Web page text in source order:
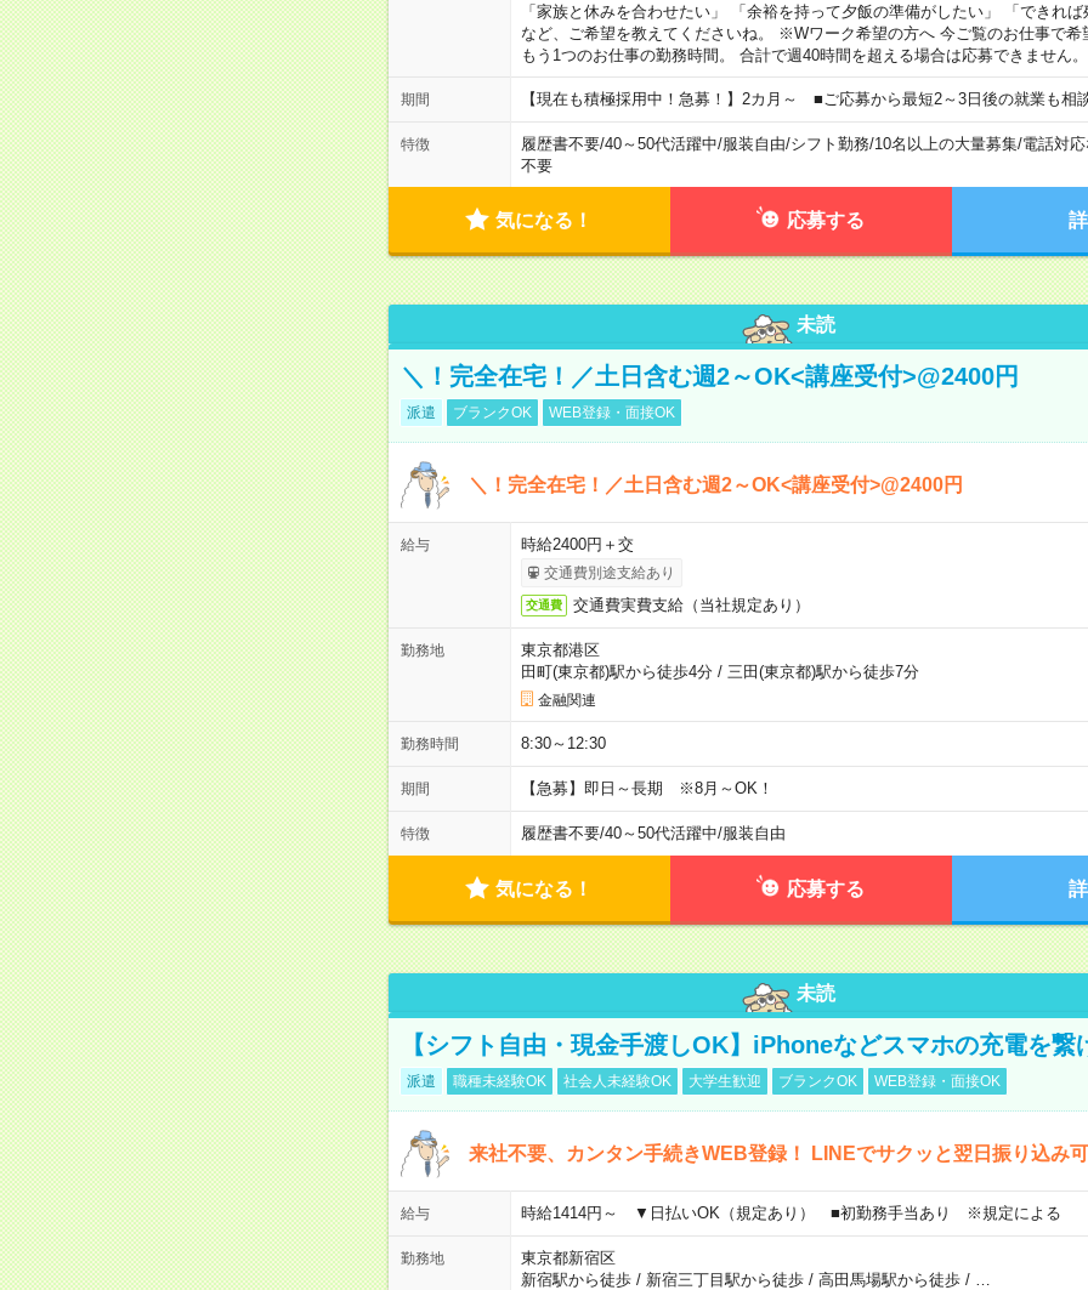
「家族と休みを合わせたい」 「余裕を持って夕飯の準備がしたい」 「できれ
など、ご希望を教えてくださいね。 ※Wワーク希望の方へ 今ご覧のお仕事で希
もう1つのお仕事の勤務時間。 合計で週40時間を超える場合は応募できません。
期間 【現在も積極採用中！急募！】2カ月～ ■ご応募から最短2～3日後の就業も相
特徴 履歴書不要/40～50代活躍中/服装自由/シフト勤務/10名以上の大量募集/電話対
不要
気になる！ 応募する
未読
＼！完全在宅！／土日含む週2～OK<講座受付>@2400円
派遣 ブランクOK WEB登録・面接OK
＼！完全在宅！／土日含む週2～OK<講座受付>@2400円
給与 時給2400円＋交
交通費別途支給あり
交通費 交通費実費支給（当社規定あり）
勤務地
東京都港区
田町(東京都)駅から徒歩4分/ 三田(東京都)駅から徒歩7分
金融関連
勤務時間 8:30～12:30
期間 【急募】即日～長期 ※8月～OK！
特徴 履歴書不要/40～50代活躍中/服装自由
気になる！ 応募する
未読
【シフト自由・現金手渡しOK】iPhoneなどスマホの充電を繋
派遣 職種未経験OK 社会人未経験OK 大学生歓迎 ブランクOK WEB登録・面接OK
来社不要、カンタン手続きWEB登録！ LINEでサクッと翌日振り込み
給与 時給1414円～ ▼日払いOK（規定あり） ■初勤務手当あり ※規定による
勤務地
東京都新宿区
新宿駅から徒歩/ 新宿三丁目駅から徒歩/ 高田馬場駅から徒歩/